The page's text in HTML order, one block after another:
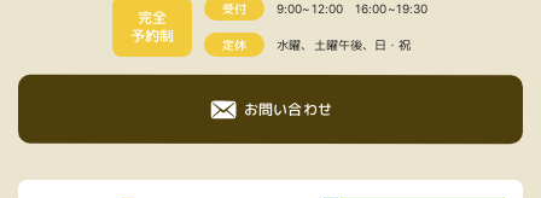
完全
予約制
受付 9:00~12:00 16:00~19:30
定休 水曜、土曜午後、日・祝
お問い合わせ